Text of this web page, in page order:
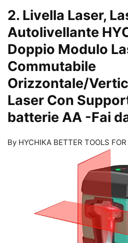
2. Livella Laser,
Autolivellante
Doppio Modulo
Commutabile
Orizzontale/
Laser Con
batterie AA -Fai
By HYCHIKA BETTER TOOLS